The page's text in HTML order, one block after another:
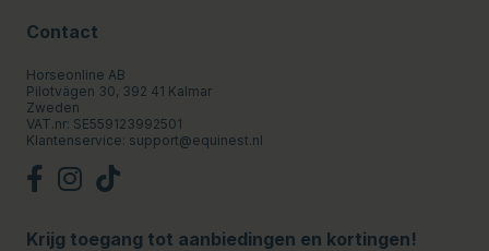
Contact
Horseonline AB
Pilotvägen 30, 392 41 Kalmar
Zweden
VAT.nr: SE559123992501
Klantenservice: support@equinest.nl
Krijg toegang tot aanbiedingen en kortingen!